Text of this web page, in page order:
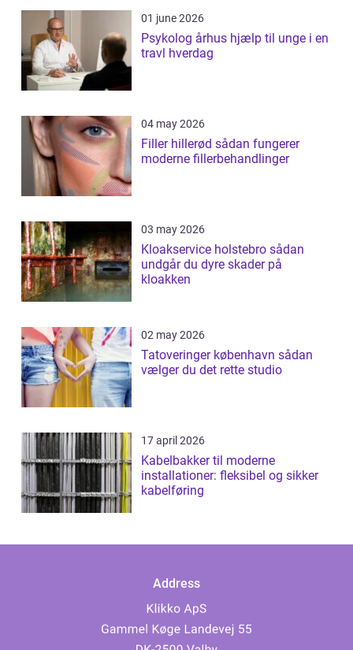
01 june 2026
Psykolog århus hjælp til unge i en
travl hverdag
04 may 2026
Filler hillerød sådan fungerer
moderne fillerbehandlinger
03 may 2026
Kloakservice holstebro sådan
undgår du dyre skader på
kloakken
02 may 2026
Tatoveringer københavn sådan
vælger du det rette studio
17 april 2026
Kabelbakker til moderne
installationer: fleksibel og sikker
kabelføring
Address